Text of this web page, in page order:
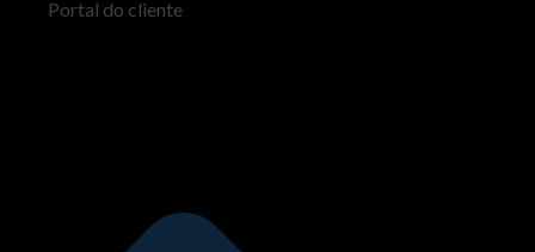
Portal do cliente